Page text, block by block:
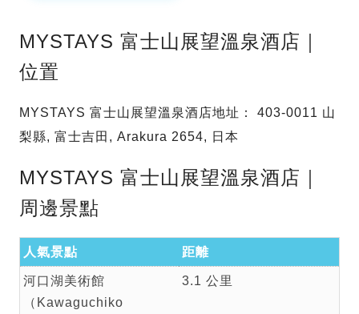
MYSTAYS 富士山展望溫泉酒店｜
位置
MYSTAYS 富士山展望溫泉酒店地址： 403-0011 山
梨縣, 富士吉田, Arakura 2654, 日本
MYSTAYS 富士山展望溫泉酒店｜
周邊景點
人氣景點 距離
河口湖美術館
（Kawaguchiko
3.1 公里